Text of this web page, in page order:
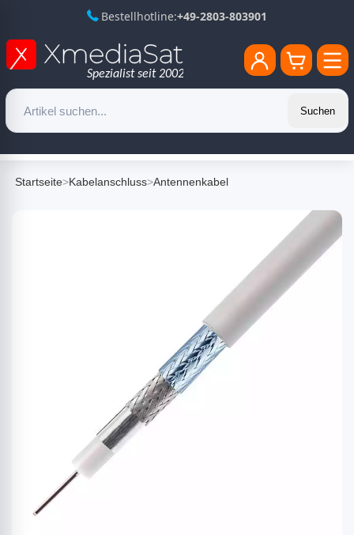
Bestellhotline:+49-2803-803901
Suchen
Startseite>Kabelanschluss>Antennenkabel